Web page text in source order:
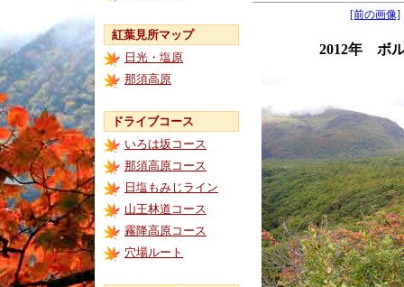
紅葉見所マップ
日光・塩原
那須高原
ドライブコース
いろは坂コース
那須高原コース
日塩もみじライン
山王林道コース
霧降高原コース
穴場ルート
[前の画像]
2012年 ボ